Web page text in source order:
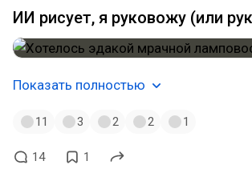
ИИ рисует, я руковожу (или
Показать полностью
11 3 2 2 1
14 1